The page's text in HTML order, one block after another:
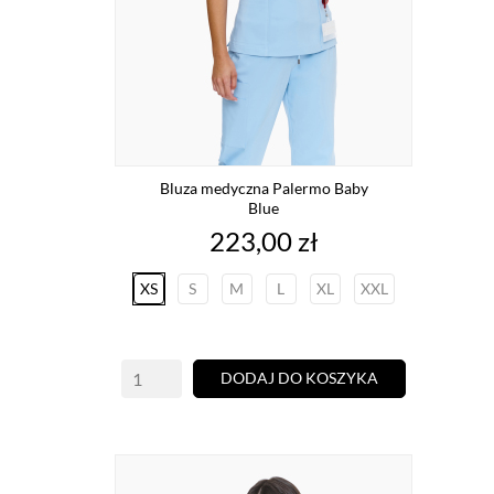
Bluza medyczna Palermo Baby
Blue
Cena
223,00 zł
XS S M L XL XXL
DODAJ DO KOSZYKA